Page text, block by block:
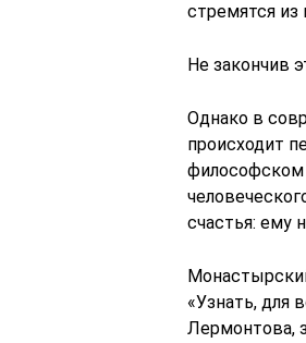
стремятся из
Не закончив
Однако в
происходит
счастья: ему
«Узнать, для
Лермонтова,